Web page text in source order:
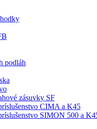
podláh
zásuvky SF
CIMA a K45
SIMON 500 a